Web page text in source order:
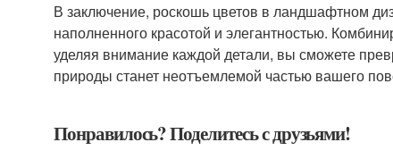
В заключение, роскошь цветов в ландшафтном
наполненного красотой и элегантностью.
уделяя внимание каждой детали, вы сможете
природы станет неотъемлемой частью вашего
Понравилось? Поделитесь с друзьями!